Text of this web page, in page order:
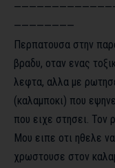
————————
Περπατουσα στην
βραδυ, οταν ενας
λεφτα, αλλα με
(καλαμποκι) που
που ειχε στησει. Τον
Μου ειπε οτι ηθελε
χρωστουσε στον